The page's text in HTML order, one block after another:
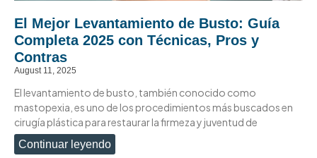
El Mejor Levantamiento de Busto: Guía
Completa 2025 con Técnicas, Pros y
Contras
August 11, 2025
El levantamiento de busto, también conocido como
mastopexia, es uno de los procedimientos más buscados en
cirugía plástica para restaurar la firmeza y juventud de
Continuar leyendo